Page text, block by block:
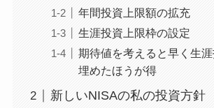
年間投資上限額の拡充
生涯投資上限枠の設定
期待値を考えると早く生
埋めたほうが得
新しいNISAの私の投資方針